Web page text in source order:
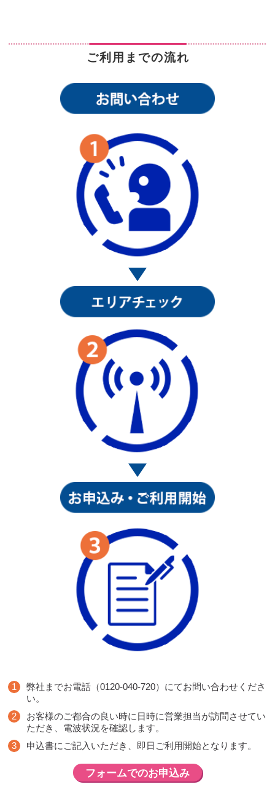
ご利用までの流れ
弊社までお電話（0120-040-720）にてお問い合わせくださ
い。
お客様のご都合の良い時に日時に営業担当が訪問させてい
ただき、電波状況を確認します。
申込書にご記入いただき、即日ご利用開始となります。
フォームでのお申込み